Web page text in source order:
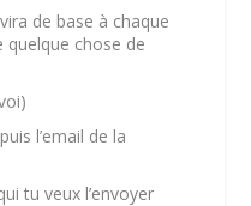
de base à chaque
quelque chose de
l’email de la
tu veux l’envoyer